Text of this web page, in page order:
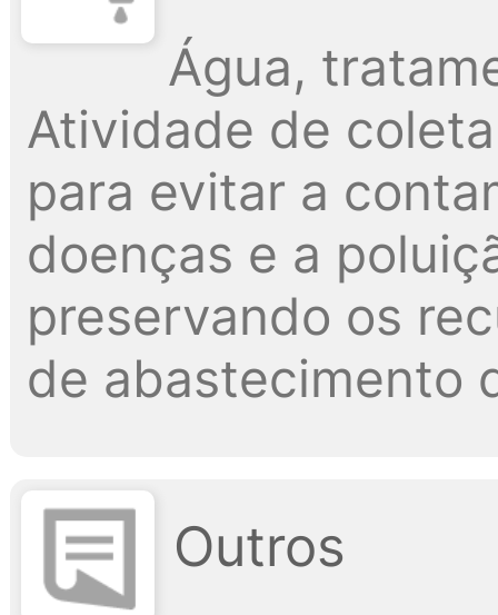
Água,
Atividade de
para evitar a
doenças e a
preservando os
de abastecimento
Outros